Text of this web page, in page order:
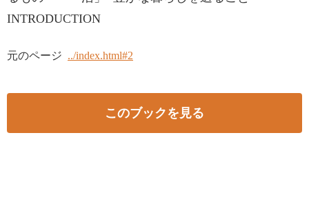
INTRODUCTION
元のページ ../index.html#2
このブックを見る